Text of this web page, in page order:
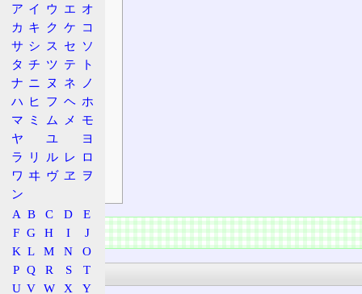
概要
大漢和辞典
康熙字典
他の資料
日本語
発音
熟語
補足
符号
情報
漢字
ア イ ウ エ オ
カ キ ク ケ コ
サ シ ス セ ソ
タ チ ツ テ
ト
ナ ニ ヌ ネ
ノ
ハ ヒ フ ヘ ホ
マ ミ ム メ
モ
ヤ
ユ
ヨ
ラ
リ ル レ ロ
ワ ヰ ヴ ヱ
ヲ
ン
A B C D
E
F G H I
J
K L M N
O
P Q R S
T
U V W X
Y